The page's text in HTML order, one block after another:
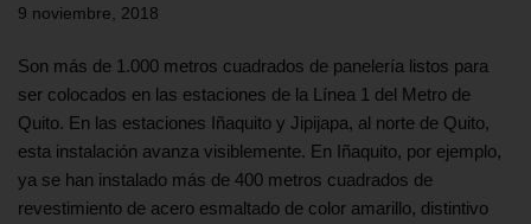
9 noviembre, 2018
Son más de 1.000 metros cuadrados de panelería listos para
ser colocados en las estaciones de la Línea 1 del Metro de
Quito. En las estaciones Iñaquito y Jipijapa, al norte de Quito,
esta instalación avanza visiblemente. En Iñaquito, por ejemplo,
ya se han instalado más de 400 metros cuadrados de
revestimiento de acero esmaltado de color amarillo, distintivo